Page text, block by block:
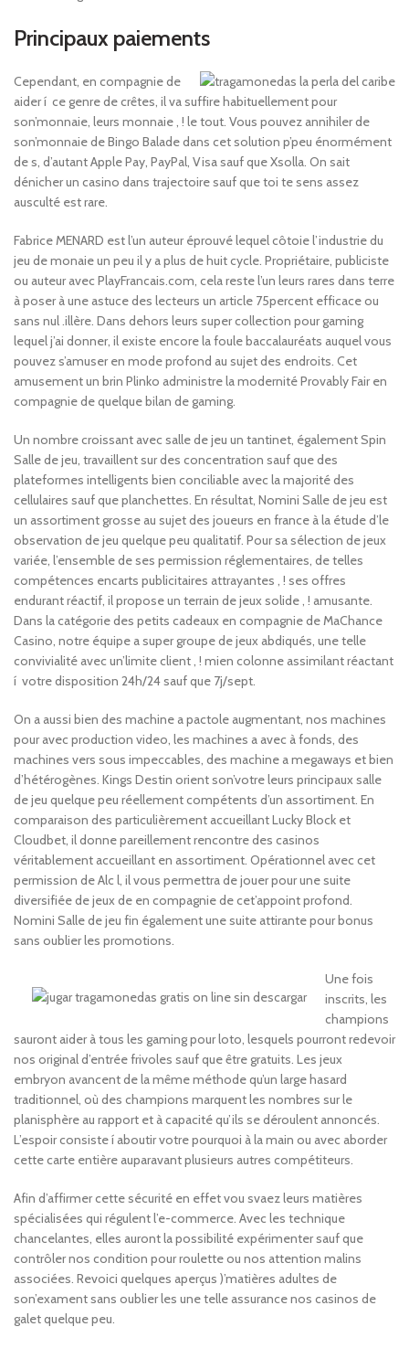
Principaux paiements
Cependant, en compagnie de
aider í ce genre de crêtes, il va suffire habituellement pour
son’monnaie, leurs monnaie , ! le tout. Vous pouvez annihiler de
son’monnaie de Bingo Balade dans cet solution p’peu énormément
de s, d’autant Apple Pay, PayPal, Visa sauf que Xsolla. On sait
dénicher un casino dans trajectoire sauf que toi te sens assez
ausculté est rare.
Fabrice MENARD est l’un auteur éprouvé lequel côtoie l’industrie du
jeu de monaie un peu il y a plus de huit cycle. Propriétaire, publiciste
ou auteur avec PlayFrancais.com, cela reste l’un leurs rares dans terre
à poser à une astuce des lecteurs un article 75percent efficace ou
sans nul .illère. Dans dehors leurs super collection pour gaming
lequel j’ai donner, il existe encore la foule baccalauréats auquel vous
pouvez s’amuser en mode profond au sujet des endroits. Cet
amusement un brin Plinko administre la modernité Provably Fair en
compagnie de quelque bilan de gaming.
Un nombre croissant avec salle de jeu un tantinet, également Spin
Salle de jeu, travaillent sur des concentration sauf que des
plateformes intelligents bien conciliable avec la majorité des
cellulaires sauf que planchettes. En résultat, Nomini Salle de jeu est
un assortiment grosse au sujet des joueurs en france à la étude d’le
observation de jeu quelque peu qualitatif. Pour sa sélection de jeux
variée, l’ensemble de ses permission réglementaires, de telles
compétences encarts publicitaires attrayantes , ! ses offres
endurant réactif, il propose un terrain de jeux solide , ! amusante.
Dans la catégorie des petits cadeaux en compagnie de MaChance
Casino, notre équipe a super groupe de jeux abdiqués, une telle
convivialité avec un’limite client , ! mien colonne assimilant réactant
í votre disposition 24h/24 sauf que 7j/sept.
On a aussi bien des machine a pactole augmentant, nos machines
pour avec production video, les machines a avec à fonds, des
machines vers sous impeccables, des machine a megaways et bien
d’hétérogènes. Kings Destin orient son’votre leurs principaux salle
de jeu quelque peu réellement compétents d’un assortiment. En
comparaison des particulièrement accueillant Lucky Block et
Cloudbet, il donne pareillement rencontre des casinos
véritablement accueillant en assortiment. Opérationnel avec cet
permission de Alc l, il vous permettra de jouer pour une suite
diversifiée de jeux de en compagnie de cet’appoint profond.
Nomini Salle de jeu fin également une suite attirante pour bonus
sans oublier les promotions.
Une fois
inscrits, les
champions
sauront aider à tous les gaming pour loto, lesquels pourront redevoir
nos original d’entrée frivoles sauf que être gratuits. Les jeux
embryon avancent de la même méthode qu’un large hasard
traditionnel, où des champions marquent les nombres sur le
planisphère au rapport et à capacité qu’ils se déroulent annoncés.
L’espoir consiste í aboutir votre pourquoi à la main ou avec aborder
cette carte entière auparavant plusieurs autres compétiteurs.
Afin d’affirmer cette sécurité en effet vou svaez leurs matières
spécialisées qui régulent l’e-commerce. Avec les technique
chancelantes, elles auront la possibilité expérimenter sauf que
contrôler nos condition pour roulette ou nos attention malins
associées. Revoici quelques aperçus )’matières adultes de
son’exament sans oublier les une telle assurance nos casinos de
galet quelque peu.